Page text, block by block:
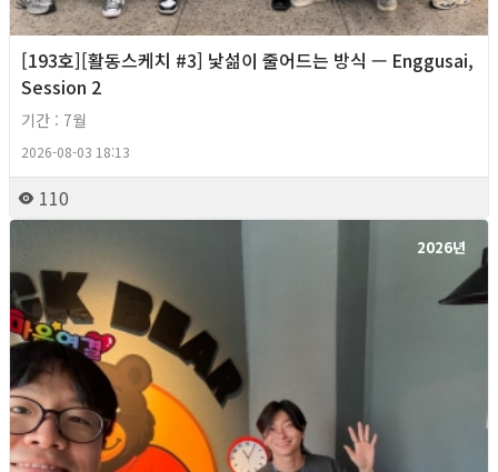
[193호][활동스케치 #3] 낯섦이 줄어드는 방식 — Enggusai,
Session 2
기간 : 7월
2026-08-03 18:13
110
2026년